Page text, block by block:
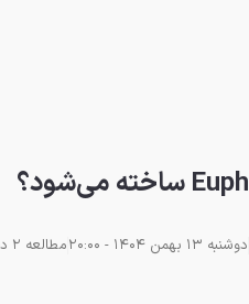
دوشنبه 13 بهمن 1404 - 20:00
مطالعه 2 دقیقه